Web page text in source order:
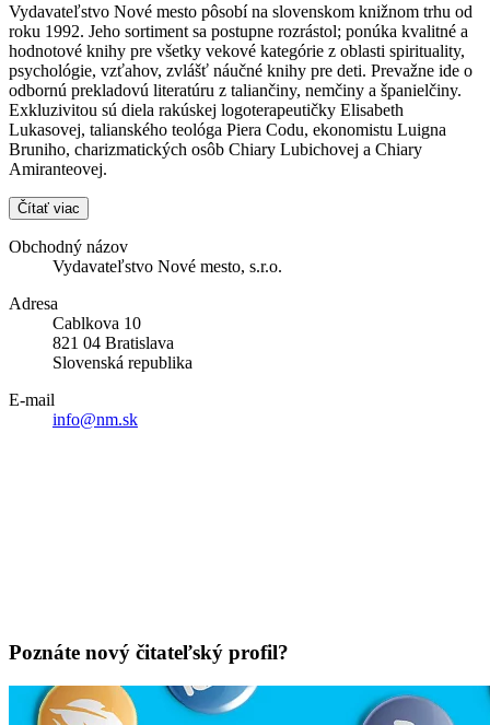
Vydavateľstvo Nové mesto pôsobí na slovenskom knižnom trhu od
roku 1992. Jeho sortiment sa postupne rozrástol; ponúka kvalitné a
hodnotové knihy pre všetky vekové kategórie z oblasti spirituality,
psychológie, vzťahov, zvlášť náučné knihy pre deti. Prevažne ide o
odbornú prekladovú literatúru z taliančiny, nemčiny a španielčiny.
Exkluzivitou sú diela rakúskej logoterapeutičky Elisabeth
Lukasovej, talianského teológa Piera Codu, ekonomistu Luigna
Bruniho, charizmatických osôb Chiary Lubichovej a Chiary
Amiranteovej.
Čítať viac
Obchodný názov
Vydavateľstvo Nové mesto, s.r.o.
Adresa
Cablkova 10
821 04 Bratislava
Slovenská republika
E-mail
info@nm.sk
Poznáte nový čitateľský profil?